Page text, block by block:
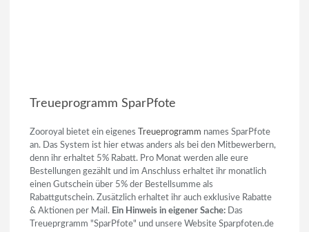
Treueprogramm SparPfote
Zooroyal bietet ein eigenes Treueprogramm names SparPfote
an. Das System ist hier etwas anders als bei den Mitbewerbern,
denn ihr erhaltet 5% Rabatt. Pro Monat werden alle eure
Bestellungen gezählt und im Anschluss erhaltet ihr monatlich
einen Gutschein über 5% der Bestellsumme als
Rabattgutschein. Zusätzlich erhaltet ihr auch exklusive Rabatte
& Aktionen per Mail. Ein Hinweis in eigener Sache: Das
Treueprgramm "SparPfote" und unsere Website Sparpfoten.de